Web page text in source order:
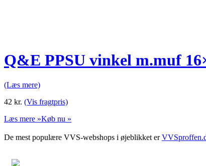
Q&E PPSU vinkel m.muf
(Læs mere)
42 kr. (Vis fragtpris)
Læs mere »Køb nu »
De mest populære VVS-webshops i øjeblikket er